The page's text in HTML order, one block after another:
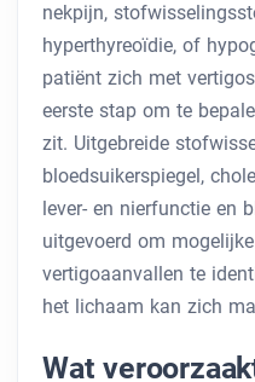
nekpijn,
hyperthyreoïdie, of
patiënt zich met
eerste stap om te
zit. Uitgebreide
bloedsuikerspiegel,
lever- en nierfunctie en
uitgevoerd om
vertigoaanvallen te
het lichaam kan zich
Wat